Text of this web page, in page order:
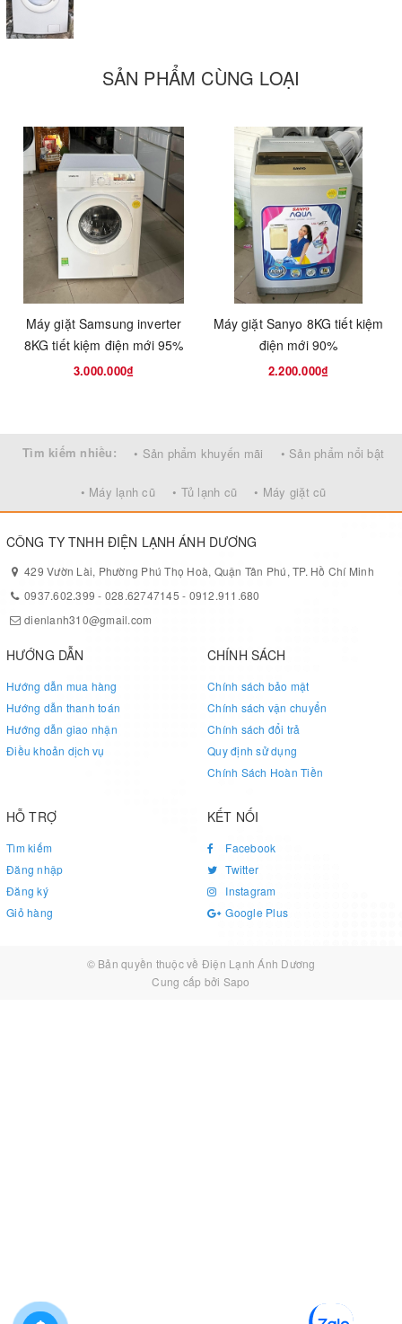
• Giặt chăn
Tính năng
• Sấy khô
• Chức năng diệt khuẩn
• Khoá an toàn và bảo vệ trẻ em
• Bộ lọc xơ vải kép
• Sóng siêu âm
• Vận hành tiếp khi có điện lại (Auto
restart)
Kích thước
(mm)
600 x 850 x 600 mm
SẢN PHẨM CÙNG LOẠI
Máy giặt Samsung inverter
8KG tiết kiệm điện mới 95%
3.000.000₫
Máy giặt Sanyo 8KG tiết kiệm
điện mới 90%
2.200.000₫
Tìm kiếm nhiều: • Sản phẩm khuyến mãi • Sản phẩm nổi bật
• Máy lạnh cũ • Tủ lạnh cũ • Máy giặt cũ
CÔNG TY TNHH ĐIỆN LẠNH ÁNH DƯƠNG
429 Vườn Lài, Phường Phú Thọ Hoà, Quận Tân Phú, TP. Hồ Chí Minh
0937.602.399 - 028.62747145 - 0912.911.680
dienlanh310@gmail.com
HƯỚNG DẪN
Hướng dẫn mua hàng
Hướng dẫn thanh toán
Hướng dẫn giao nhận
Điều khoản dịch vụ
CHÍNH SÁCH
Chính sách bảo mật
Chính sách vận chuyển
Chính sách đổi trả
Quy định sử dụng
Chính Sách Hoàn Tiền
HỖ TRỢ
Tìm kiếm
Đăng nhập
Đăng ký
Giỏ hàng
KẾT NỐI
Facebook
Twitter
Instagram
Google Plus
© Bản quyền thuộc về Điện Lạnh Ánh Dương
Cung cấp bởi Sapo